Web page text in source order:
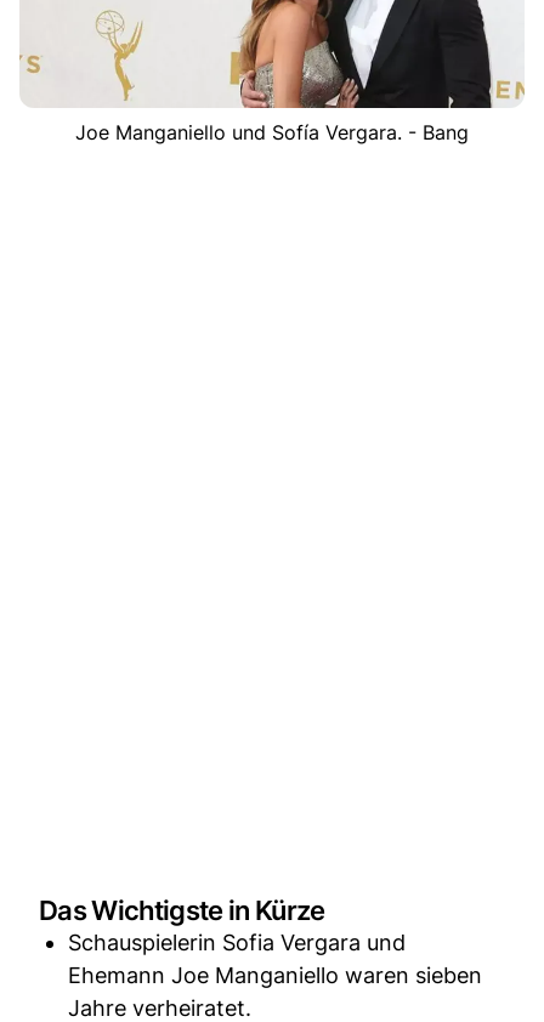
Joe Manganiello und Sofía Vergara. - Bang
Das Wichtigste in Kürze
Schauspielerin Sofia Vergara und
Ehemann Joe Manganiello waren sieben
Jahre verheiratet.